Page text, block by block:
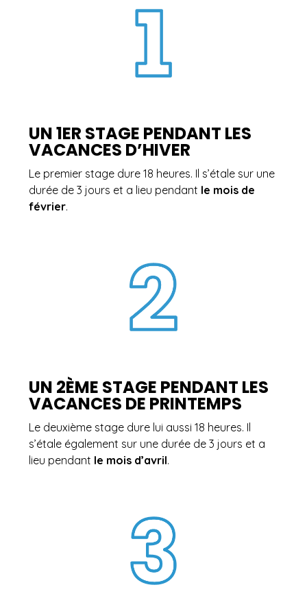
UN 1ER STAGE PENDANT LES
VACANCES D’HIVER
Le premier stage dure 18 heures. Il s’étale sur une
durée de 3 jours et a lieu pendant le mois de
février.
UN 2ÈME STAGE PENDANT LES
VACANCES DE PRINTEMPS
Le deuxième stage dure lui aussi 18 heures. Il
s’étale également sur une durée de 3 jours et a
lieu pendant le mois d’avril.